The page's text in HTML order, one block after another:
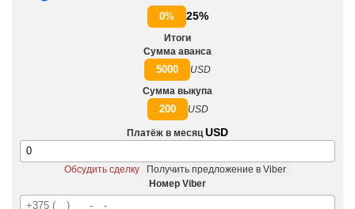
0% 25%
Итоги
Сумма аванса
5000
USD
Сумма выкупа
200 USD
Платёж в месяц USD
Обсудить сделку
Получить предложение в Viber
Номер Viber